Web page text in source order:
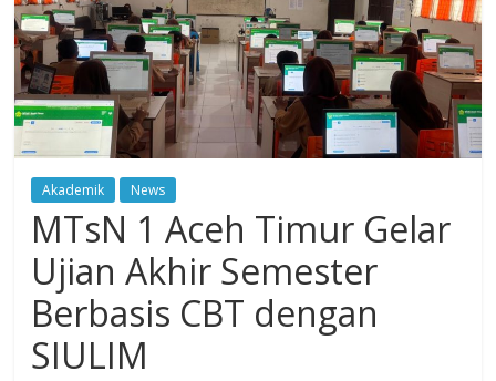
Timur
Akademik News
MTsN 1 Aceh Timur Gelar
Ujian Akhir Semester
Berbasis CBT dengan
SIULIM